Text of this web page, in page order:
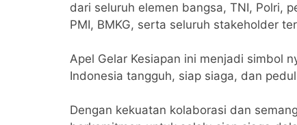
dari seluruh elemen bangsa, TNI, Polri,
PMI, BMKG, serta seluruh stakeholder
Apel Gelar Kesiapan ini menjadi simbol
Indonesia tangguh, siap siaga, dan
Dengan kekuatan kolaborasi dan